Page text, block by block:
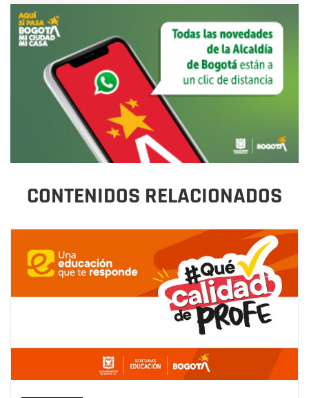
CONTENIDOS RELACIONADOS